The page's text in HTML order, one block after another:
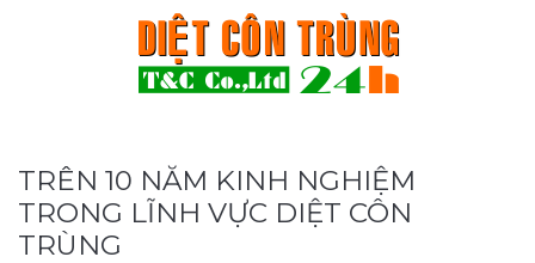
TRÊN 10 NĂM KINH NGHIỆM
TRONG LĨNH VỰC DIỆT CÔN
TRÙNG